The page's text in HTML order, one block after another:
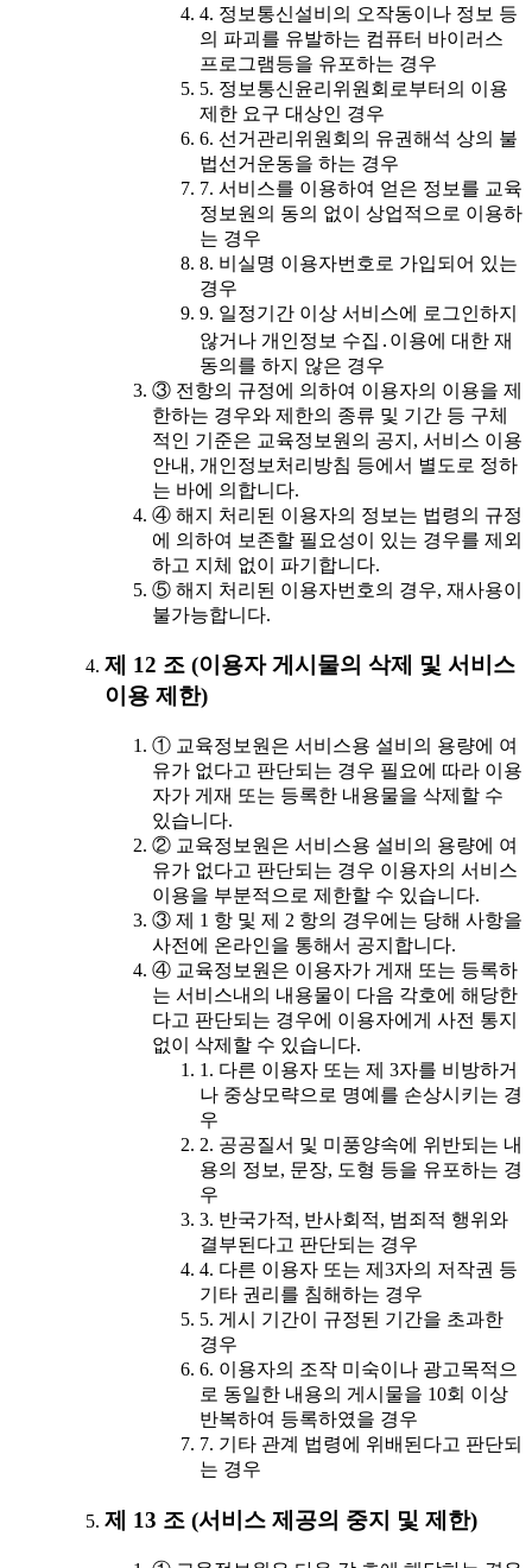
4. 정보통신설비의 오작동이나 정보 등
의 파괴를 유발하는 컴퓨터 바이러스
프로그램등을 유포하는 경우
5. 정보통신윤리위원회로부터의 이용
제한 요구 대상인 경우
6. 선거관리위원회의 유권해석 상의 불
법선거운동을 하는 경우
7. 서비스를 이용하여 얻은 정보를 교육
정보원의 동의 없이 상업적으로 이용하
는 경우
8. 비실명 이용자번호로 가입되어 있는
경우
9. 일정기간 이상 서비스에 로그인하지
않거나 개인정보 수집․이용에 대한 재
동의를 하지 않은 경우
③ 전항의 규정에 의하여 이용자의 이용을 제
한하는 경우와 제한의 종류 및 기간 등 구체
적인 기준은 교육정보원의 공지, 서비스 이용
안내, 개인정보처리방침 등에서 별도로 정하
는 바에 의합니다.
④ 해지 처리된 이용자의 정보는 법령의 규정
에 의하여 보존할 필요성이 있는 경우를 제외
하고 지체 없이 파기합니다.
⑤ 해지 처리된 이용자번호의 경우, 재사용이
불가능합니다.
제 12 조 (이용자 게시물의 삭제 및 서비스
이용 제한)
① 교육정보원은 서비스용 설비의 용량에 여
유가 없다고 판단되는 경우 필요에 따라 이용
자가 게재 또는 등록한 내용물을 삭제할 수
있습니다.
② 교육정보원은 서비스용 설비의 용량에 여
유가 없다고 판단되는 경우 이용자의 서비스
이용을 부분적으로 제한할 수 있습니다.
③ 제 1 항 및 제 2 항의 경우에는 당해 사항을
사전에 온라인을 통해서 공지합니다.
④ 교육정보원은 이용자가 게재 또는 등록하
는 서비스내의 내용물이 다음 각호에 해당한
다고 판단되는 경우에 이용자에게 사전 통지
없이 삭제할 수 있습니다.
1. 다른 이용자 또는 제 3자를 비방하거
나 중상모략으로 명예를 손상시키는 경
우
2. 공공질서 및 미풍양속에 위반되는 내
용의 정보, 문장, 도형 등을 유포하는 경
우
3. 반국가적, 반사회적, 범죄적 행위와
결부된다고 판단되는 경우
4. 다른 이용자 또는 제3자의 저작권 등
기타 권리를 침해하는 경우
5. 게시 기간이 규정된 기간을 초과한
경우
6. 이용자의 조작 미숙이나 광고목적으
로 동일한 내용의 게시물을 10회 이상
반복하여 등록하였을 경우
7. 기타 관계 법령에 위배된다고 판단되
는 경우
제 13 조 (서비스 제공의 중지 및 제한)